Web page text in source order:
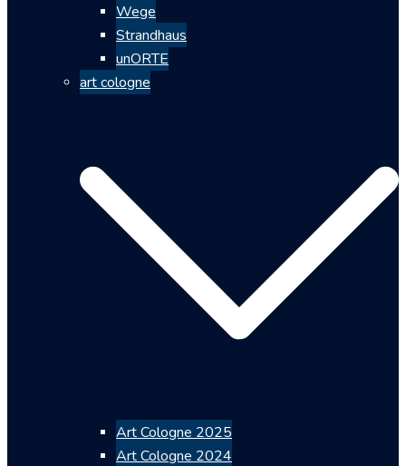
Wege
Strandhaus
unORTE
art cologne
Art Cologne 2025
Art Cologne 2024